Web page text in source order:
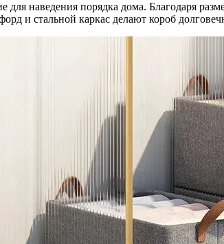
наведения порядка дома. Благодаря
и стальной каркас делают короб